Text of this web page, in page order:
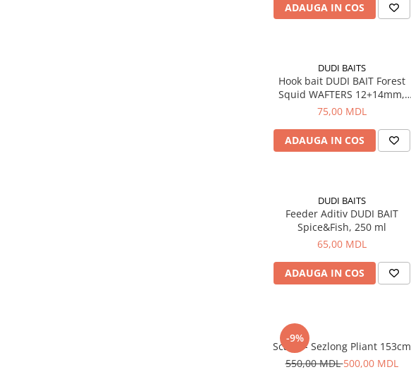
ADAUGA IN COS
DUDI BAITS
Hook bait DUDI BAIT Forest
Squid WAFTERS 12+14mm,
100g
75,00 MDL
ADAUGA IN COS
DUDI BAITS
Feeder Aditiv DUDI BAIT
Spice&Fish, 250 ml
65,00 MDL
ADAUGA IN COS
-9%
Scaun - Sezlong Pliant 153cm
550,00 MDL500,00 MDL